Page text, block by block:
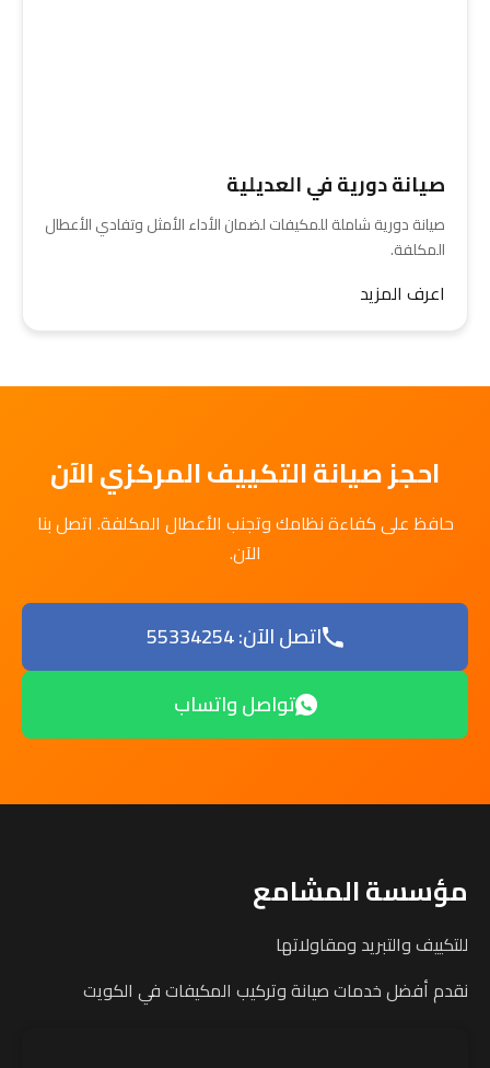
صيانة دورية في العديلية
صيانة دورية شاملة للمكيفات لضمان الأداء الأمثل وتفادي الأعطال
المكلفة.
اعرف المزيد
احجز صيانة التكييف المركزي الآن
حافظ على كفاءة نظامك وتجنب الأعطال المكلفة. اتصل بنا
الآن.
اتصل الآن: 55334254
تواصل واتساب
مؤسسة المشامع
للتكييف والتبريد ومقاولاتها
نقدم أفضل خدمات صيانة وتركيب المكيفات في الكويت